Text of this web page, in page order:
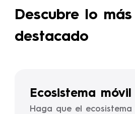
Descubre lo más
destacado
Seguridad y
Proteja de forma